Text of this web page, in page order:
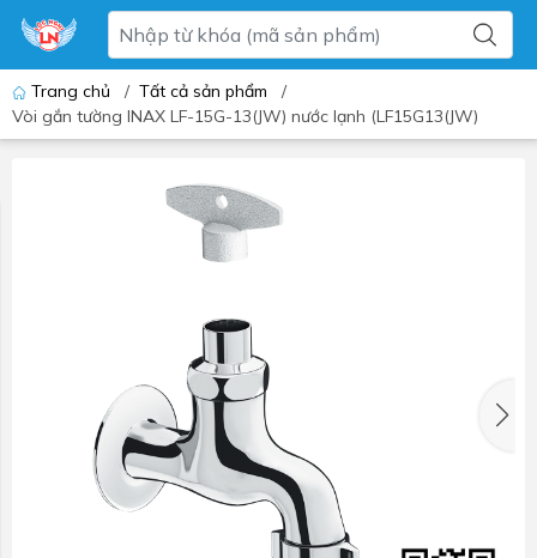
Trang chủ / Tất cả sản phẩm
/
Vòi gắn tường INAX LF-15G-13(JW) nước lạnh (LF15G13(JW)